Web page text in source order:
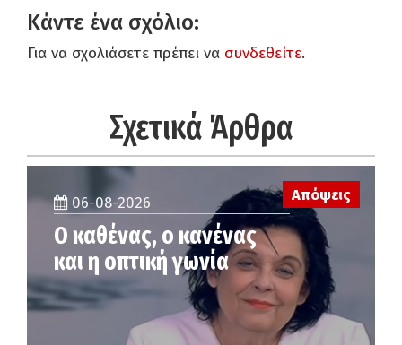
Κάντε ένα σχόλιο:
Για να σχολιάσετε πρέπει να συνδεθείτε.
Σχετικά Άρθρα
Απόψεις
06-08-2026
Ο καθένας, ο κανένας
και η οπτική γωνία